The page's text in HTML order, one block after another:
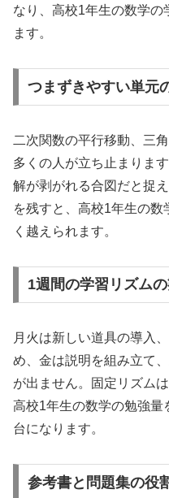
なり、高校1年生の数学の
ます。
つまずきやすい単元
二次関数の平行移動、三
多くの人が立ち止まりま
解が剥がれる合図だと捉
を残すと、高校1年生の
く越えられます。
1週間の学習リズム
月火は新しい道具の導入
め、金は説明を組み立て
が出ません。固定リズム
高校1年生の数学の勉強量
台になります。
参考書と問題集の役